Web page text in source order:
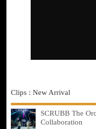
Clips : New Arrival
SCRUBB The
Collaboration